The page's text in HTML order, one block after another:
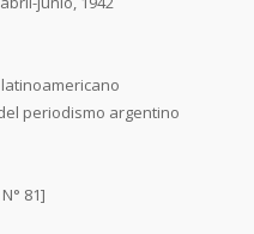
periodismo argentino
81]